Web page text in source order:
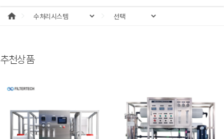
추천상품